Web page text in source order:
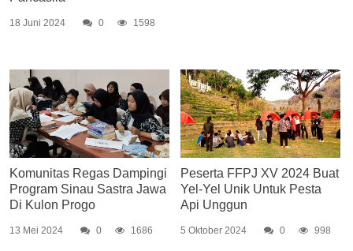
18 Juni 2024 0 1598
Komunitas Regas Dampingi
Program Sinau Sastra Jawa
Di Kulon Progo
13 Mei 2024 0 1686
Peserta FFPJ XV 2024 Buat
Yel-Yel Unik Untuk Pesta
Api Unggun
5 Oktober 2024 0 998